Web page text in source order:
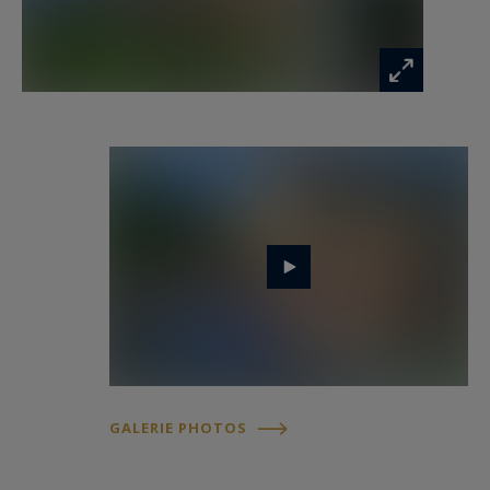
À l’extérieur, l’art de vivre azuréen s’exprime
pleinement : jardins paysagers aux essences
cadre d’exception. Deux garages sécurisés – un
double et un simple – assurent un
Idéalement située, cette propriété d’exception se
Croisette et de ses boutiques de luxe, ainsi qu’à
GALERIE PHOTOS